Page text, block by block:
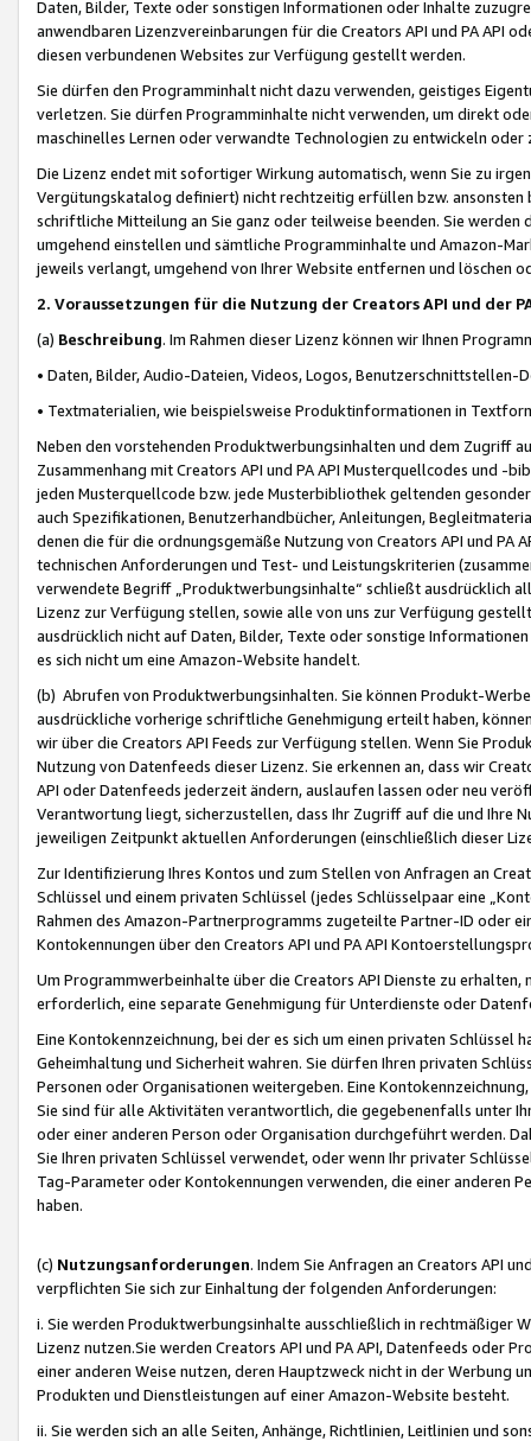
Daten, Bilder, Texte oder sonstigen Informationen oder Inhalte
anwendbaren Lizenzvereinbarungen für die Creators API und PA API
diesen verbundenen Websites zur Verfügung gestellt werden.
Sie dürfen den Programminhalt nicht dazu verwenden, geistiges
verletzen. Sie dürfen Programminhalte nicht verwenden, um direkt
maschinelles Lernen oder verwandte Technologien zu entwickeln
Die Lizenz endet mit sofortiger Wirkung automatisch, wenn Sie zu
Vergütungskatalog definiert) nicht rechtzeitig erfüllen bzw. ansonsten
schriftliche Mitteilung an Sie ganz oder teilweise beenden. Sie werden
umgehend einstellen und sämtliche Programminhalte und Amazon-
jeweils verlangt, umgehend von Ihrer Website entfernen und löschen
2. Voraussetzungen für die Nutzung der Creators API und der
(a) Beschreibung. Im Rahmen dieser Lizenz können wir Ihnen
• Daten, Bilder, Audio-Dateien, Videos, Logos, Benutzerschnittstellen-
• Textmaterialien, wie beispielsweise Produktinformationen in
Neben den vorstehenden Produktwerbungsinhalten und dem Zugriff
Zusammenhang mit Creators API und PA API Musterquellcodes und
jeden Musterquellcode bzw. jede Musterbibliothek geltenden
auch Spezifikationen, Benutzerhandbücher, Anleitungen,
denen die für die ordnungsgemäße Nutzung von Creators API und PA
technischen Anforderungen und Test- und Leistungskriterien
verwendete Begriff „Produktwerbungsinhalte“ schließt ausdrücklich
Lizenz zur Verfügung stellen, sowie alle von uns zur Verfügung
ausdrücklich nicht auf Daten, Bilder, Texte oder sonstige
es sich nicht um eine Amazon-Website handelt.
(b) Abrufen von Produktwerbungsinhalten. Sie können Produkt-
ausdrückliche vorherige schriftliche Genehmigung erteilt haben,
wir über die Creators API Feeds zur Verfügung stellen. Wenn Sie
Nutzung von Datenfeeds dieser Lizenz. Sie erkennen an, dass wir
API oder Datenfeeds jederzeit ändern, auslaufen lassen oder neu
Verantwortung liegt, sicherzustellen, dass Ihr Zugriff auf die und Ihre
jeweiligen Zeitpunkt aktuellen Anforderungen (einschließlich dieser
Zur Identifizierung Ihres Kontos und zum Stellen von Anfragen an
Schlüssel und einem privaten Schlüssel (jedes Schlüsselpaar eine
Rahmen des Amazon-Partnerprogramms zugeteilte Partner-ID oder
Kontokennungen über den Creators API und PA API
Um Programmwerbeinhalte über die Creators API Dienste zu
erforderlich, eine separate Genehmigung für Unterdienste oder
Eine Kontokennzeichnung, bei der es sich um einen privaten
Geheimhaltung und Sicherheit wahren. Sie dürfen Ihren privaten
Personen oder Organisationen weitergeben. Eine
Sie sind für alle Aktivitäten verantwortlich, die gegebenenfalls unter
oder einer anderen Person oder Organisation durchgeführt werden.
Sie Ihren privaten Schlüssel verwendet, oder wenn Ihr privater
Tag-Parameter oder Kontokennungen verwenden, die einer anderen
haben.
(c) Nutzungsanforderungen. Indem Sie Anfragen an Creators API
verpflichten Sie sich zur Einhaltung der folgenden Anforderungen:
i. Sie werden Produktwerbungsinhalte ausschließlich in rechtmäßiger
Lizenz nutzen.Sie werden Creators API und PA API, Datenfeeds oder
einer anderen Weise nutzen, deren Hauptzweck nicht in der Werbung
Produkten und Dienstleistungen auf einer Amazon-Website besteht.
ii. Sie werden sich an alle Seiten, Anhänge, Richtlinien, Leitlinien und